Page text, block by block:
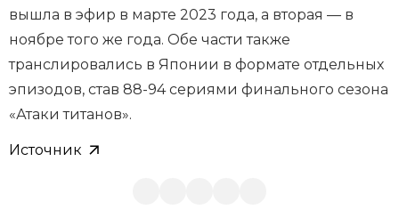
вышла в эфир в марте 2023 года, а вторая — в
ноябре того же года. Обе части также
транслировались в Японии в формате отдельных
эпизодов, став 88-94 сериями финального сезона
«Атаки титанов».
Источник